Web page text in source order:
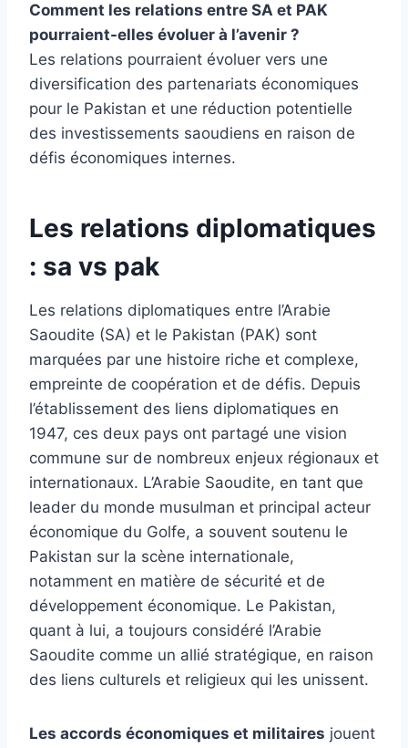
Comment les relations entre SA et PAK
pourraient-elles évoluer à l’avenir ?
Les relations pourraient évoluer vers une
diversification des partenariats économiques
pour le Pakistan et une réduction potentielle
des investissements saoudiens en raison de
défis économiques internes.
Les relations diplomatiques
: sa vs pak
Les relations diplomatiques entre l’Arabie
Saoudite (SA) et le Pakistan (PAK) sont
marquées par une histoire riche et complexe,
empreinte de coopération et de défis. Depuis
l’établissement des liens diplomatiques en
1947, ces deux pays ont partagé une vision
commune sur de nombreux enjeux régionaux et
internationaux. L’Arabie Saoudite, en tant que
leader du monde musulman et principal acteur
économique du Golfe, a souvent soutenu le
Pakistan sur la scène internationale,
notamment en matière de sécurité et de
développement économique. Le Pakistan,
quant à lui, a toujours considéré l’Arabie
Saoudite comme un allié stratégique, en raison
des liens culturels et religieux qui les unissent.
Les accords économiques et militaires jouent